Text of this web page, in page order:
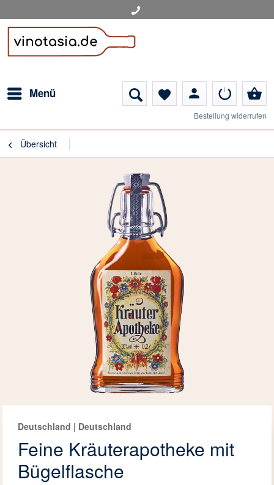
Menü favorite person shopping_basket
Bestellung widerrufen
Übersicht
Deutschland | Deutschland
Feine Kräuterapotheke mit
Bügelflasche